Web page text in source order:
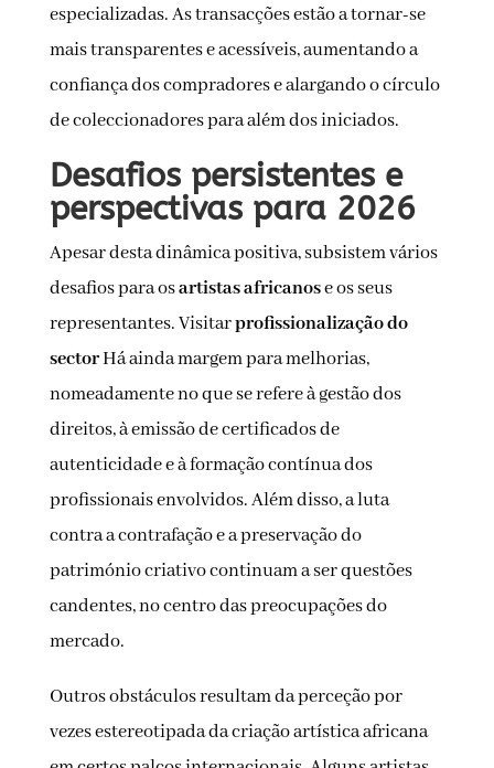
especializadas. As transacções estão a tornar-se
mais transparentes e acessíveis, aumentando a
confiança dos compradores e alargando o círculo
de coleccionadores para além dos iniciados.
Desafios persistentes e
perspectivas para 2026
Apesar desta dinâmica positiva, subsistem vários
desafios para osartistas africanose os seus
representantes. Visitarprofissionalização do
sectorHá ainda margem para melhorias,
nomeadamente no que se refere à gestão dos
direitos, à emissão de certificados de
autenticidade e à formação contínua dos
profissionais envolvidos. Além disso, a luta
contra a contrafação e a preservação do
património criativo continuam a ser questões
candentes, no centro das preocupações do
mercado.
Outros obstáculos resultam da perceção por
vezes estereotipada da criação artística africana